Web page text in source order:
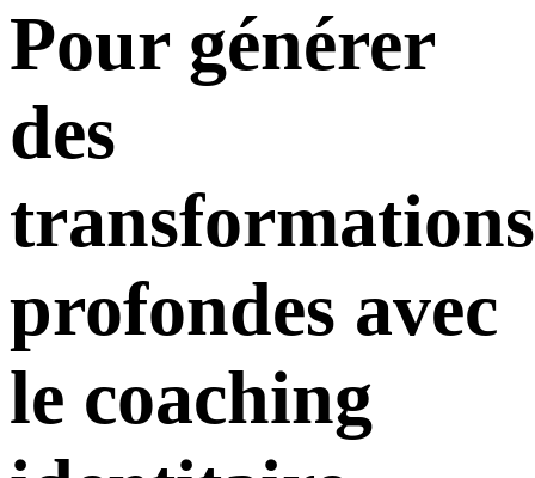
Pour générer
des
transformations
profondes avec
le coaching